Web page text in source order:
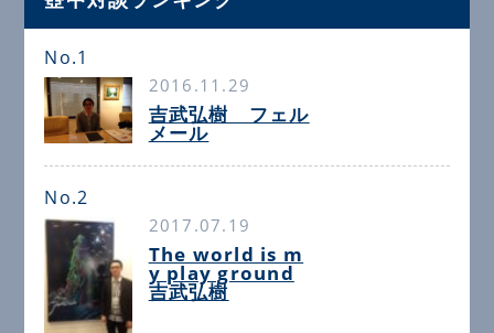
No.1
2016.11.29
吉武弘樹 フェル
メール
No.2
2017.07.19
The world is m
y play ground
吉武弘樹